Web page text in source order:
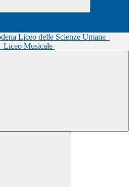
Liceo delle Scienze Umane
Liceo Musicale